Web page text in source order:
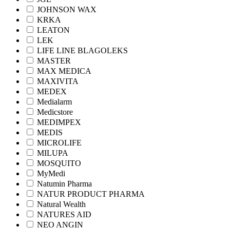
JOHNSON WAX
KRKA
LEATON
LEK
LIFE LINE BLAGOLEKS
MASTER
MAX MEDICA
MAXIVITA
MEDEX
Medialarm
Medicstore
MEDIMPEX
MEDIS
MICROLIFE
MILUPA
MOSQUITO
MyMedi
Natumin Pharma
NATUR PRODUCT PHARMA
Natural Wealth
NATURES AID
NEO ANGIN